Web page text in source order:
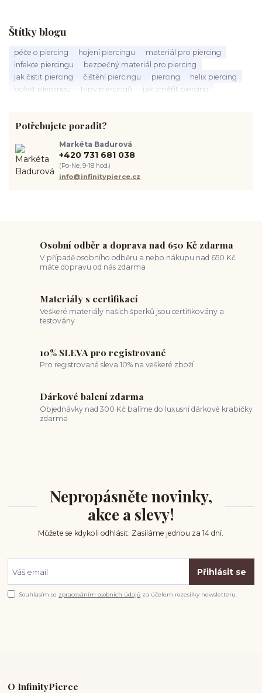
Štítky blogu
péče o piercing hojení piercingu
materiál pro piercing
infekce piercingu
bezpečný materiál pro piercing
jak čistit piercing
čištění piercingu piercing
helix piercing
bolest piercingu
typy piercingů
jak změřit piercing
hygiena piercingu
tipy pro piercing
piercing ucha
chirurgická ocel 316L
spravná velikost piercingu
jak pečovat o piercing
medusa piercing
Potřebujete poradit?
Markéta Badurová
+420 731 681 038
(Po-Ne, 9-18 hod.)
info@infinitypierce.cz
Osobní odběr a doprava nad 650 Kč zdarma
V případě osobního odběru a nebo nákupu nad 650 Kč
máte dopravu od nás zdarma
Materiály s certifikací
Veškeré materiály našich šperků jsou certifikovány a
testovány
10% SLEVA pro registrované
Pro registrované sleva 10% na veškeré zboží
Dárkové balení zdarma
Objednávky nad 300 Kč balíme do luxusní dárkové krabičky
zdarma
Nepropásněte novinky,
akce a slevy!
Můžete se kdykoli odhlásit. Zasíláme jednou za 14 dní.
Přihlásit se
Souhlasím se zpracováním osobních údajů za účelem rozesílky newsletteru.
O InfinityPierce